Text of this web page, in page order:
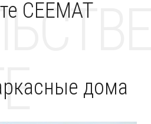
CEEMAT
дома